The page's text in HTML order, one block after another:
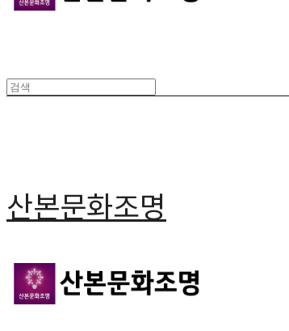
산본문화조명